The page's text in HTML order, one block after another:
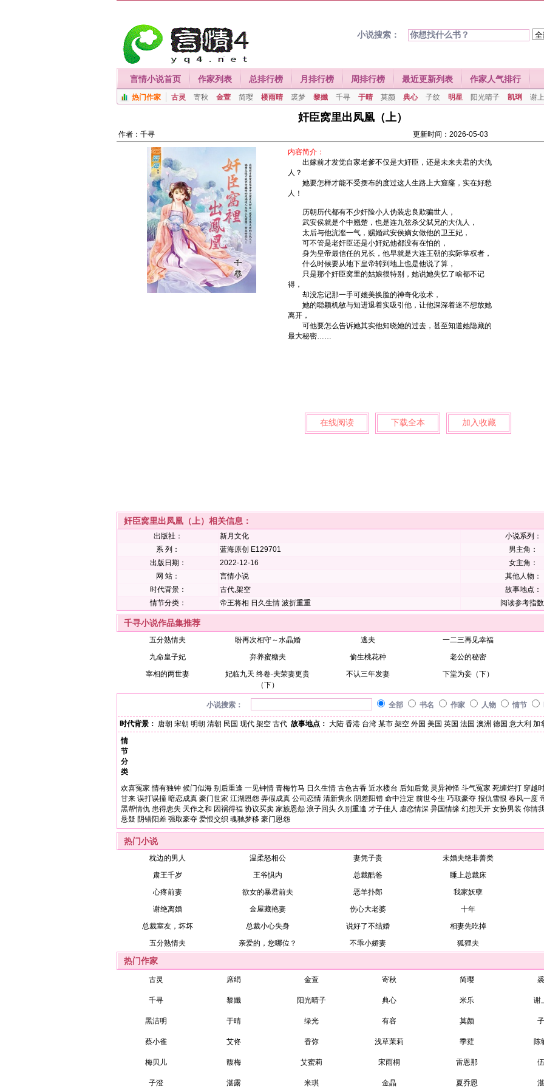
小说搜索：
言情小说首页 作家列表 总排行榜 月排行榜 周排行榜 最近更新列表 作家人气排行
热门作家 古灵 寄秋 金萱 简璎 楼雨晴 裘梦 黎孅 千寻 于晴 莫颜 典心 子纹 明星 阳光晴子 凯琍 谢
奸臣窝里出凤凰（上）
作者： 千寻 更新时间：2026-05-03
内容简介：
出嫁前才发觉自家老爹不仅是大奸臣，还是未来夫君的大仇
人？
她要怎样才能不受摆布的度过这人生路上大窟窿，实在好愁
人！
历朝历代都有不少奸险小人伪装忠良欺骗世人，
武安侯就是个中翘楚，也是连九弦杀父弑兄的大仇人，
太后与他沆瀣一气，赐婚武安侯嫡女做他的卫王妃，
可不管是老奸臣还是小奸妃他都没有在怕的，
身为皇帝最信任的兄长，他早就是大连王朝的实际掌权者，
什么时候要从地下皇帝转到地上也是他说了算，
只是那个奸臣窝里的姑娘很特别，她说她失忆了啥都不记
得，
却没忘记那一手可媲美换脸的神奇化妆术，
她的聪颖机敏与知进退着实吸引他，让他深深着迷不想放她
离开，
可他要怎么告诉她其实他知晓她的过去，甚至知道她隐藏的
最大秘密……
在线阅读 下载全本 加入收藏
奸臣窝里出凤凰（上）相关信息：
出版社： 新月文化
小说系列：
系 列：
蓝海原创 E129701
男主角：
出版日期：
2022-12-16
女主角：
网 站：
言情小说
其他人物：
时代背景：
古代,架空
故事地点：
情节分类：
帝王将相 日久生情 波折重重 阅读参考指
千寻小说作品集推荐
五分熟情夫 盼再次相守～水晶婚 逃夫
一二三再见幸福
九命皇子妃
弃养蜜糖夫 偷生桃花种
老公的秘密
宰相的两世妻
妃临九天 终卷·夫荣妻更贵
（下）
不认三年发妻 下堂为妾（下）
小说搜索： 全部 书名 作家 人物 情节
时代背景： 唐朝 宋朝 明朝 清朝 民国 现代 架空 古代 故事地点： 大陆 香港 台湾 某市 架空 外国 美国 英国 法国 澳洲 德国 意大利 加
情
节
分
类
欢喜冤家 情有独钟 候门似海 别后重逢 一见钟情 青梅竹马 日久生情 古色古香 近水楼台 后知后觉 灵异神怪 斗气冤家 死缠烂打 穿越
甘来 误打误撞 暗恋成真 豪门世家 江湖恩怨 弄假成真 公司恋情 清新隽永 阴差阳错 命中注定 前世今生 巧取豪夺 报仇雪恨 春风一度
黑帮情仇 患得患失 天作之和 因祸得福 协议买卖 家族恩怨 浪子回头 久别重逢 才子佳人 虐恋情深 异国情缘 幻想天开 女扮男装 你情
悬疑 阴错阳差 强取豪夺 爱恨交织 魂驰梦移 豪门恩怨
热门小说
枕边的男人 温柔怒相公 妻凭子贵
未婚夫绝非善类
肃王千岁
王爷惧内 总裁酷爸
睡上总裁床
心疼前妻
欲女的暴君前夫 恶羊扑郎
我家妖孽
谢绝离婚
金屋藏艳妻 伤心大老婆
十年
总裁室友，坏坏
总裁小心失身 说好了不结婚
相妻先吃掉
五分熟情夫
亲爱的，您哪位？ 不乖小娇妻 狐狸夫
热门作家
古灵 席绢 金萱 寄秋 简璎
千寻 黎孅 阳光晴子 典心 米乐 谢
黑洁明 于晴 绿光 有容 莫颜
蔡小雀 艾佟 香弥 浅草茉莉 季荭 陈
梅贝儿 馥梅 艾蜜莉 宋雨桐 雷恩那
子澄 湛露 米琪 金晶 夏乔恩